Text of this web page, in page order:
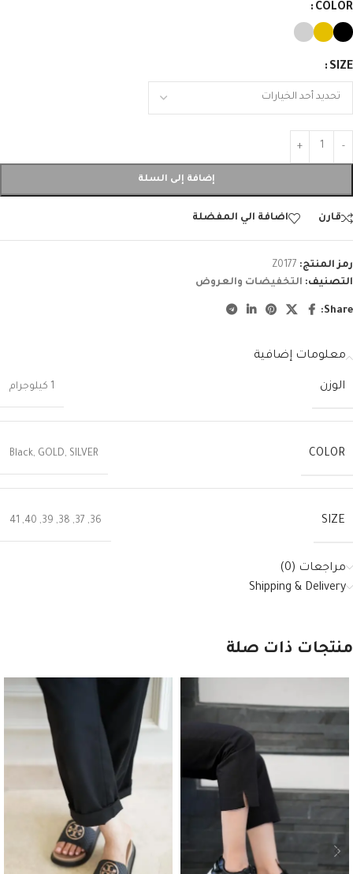
COLOR
SIZE
إضافة إلى السلة
قارن اضافة الي المفضلة
رمز المنتج: Z0177
التصنيف: التخفيضات والعروض
Share:
معلومات إضافية
الوزن 1 كيلوجرام
COLOR
Black, GOLD, SILVER
SIZE
36
,
37
,
38
,
39
,
40
,
41
مراجعات (0)
Shipping & Delivery
منتجات ذات صلة